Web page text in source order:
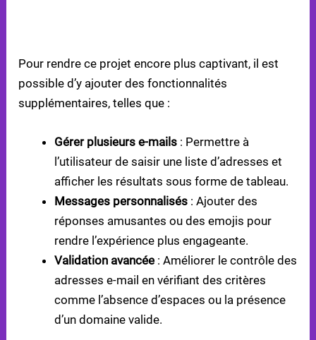
Pour rendre ce projet encore plus captivant, il est
possible d’y ajouter des fonctionnalités
supplémentaires, telles que :
Gérer plusieurs e-mails : Permettre à
l’utilisateur de saisir une liste d’adresses et
afficher les résultats sous forme de tableau.
Messages personnalisés : Ajouter des
réponses amusantes ou des emojis pour
rendre l’expérience plus engageante.
Validation avancée : Améliorer le contrôle des
adresses e-mail en vérifiant des critères
comme l’absence d’espaces ou la présence
d’un domaine valide.